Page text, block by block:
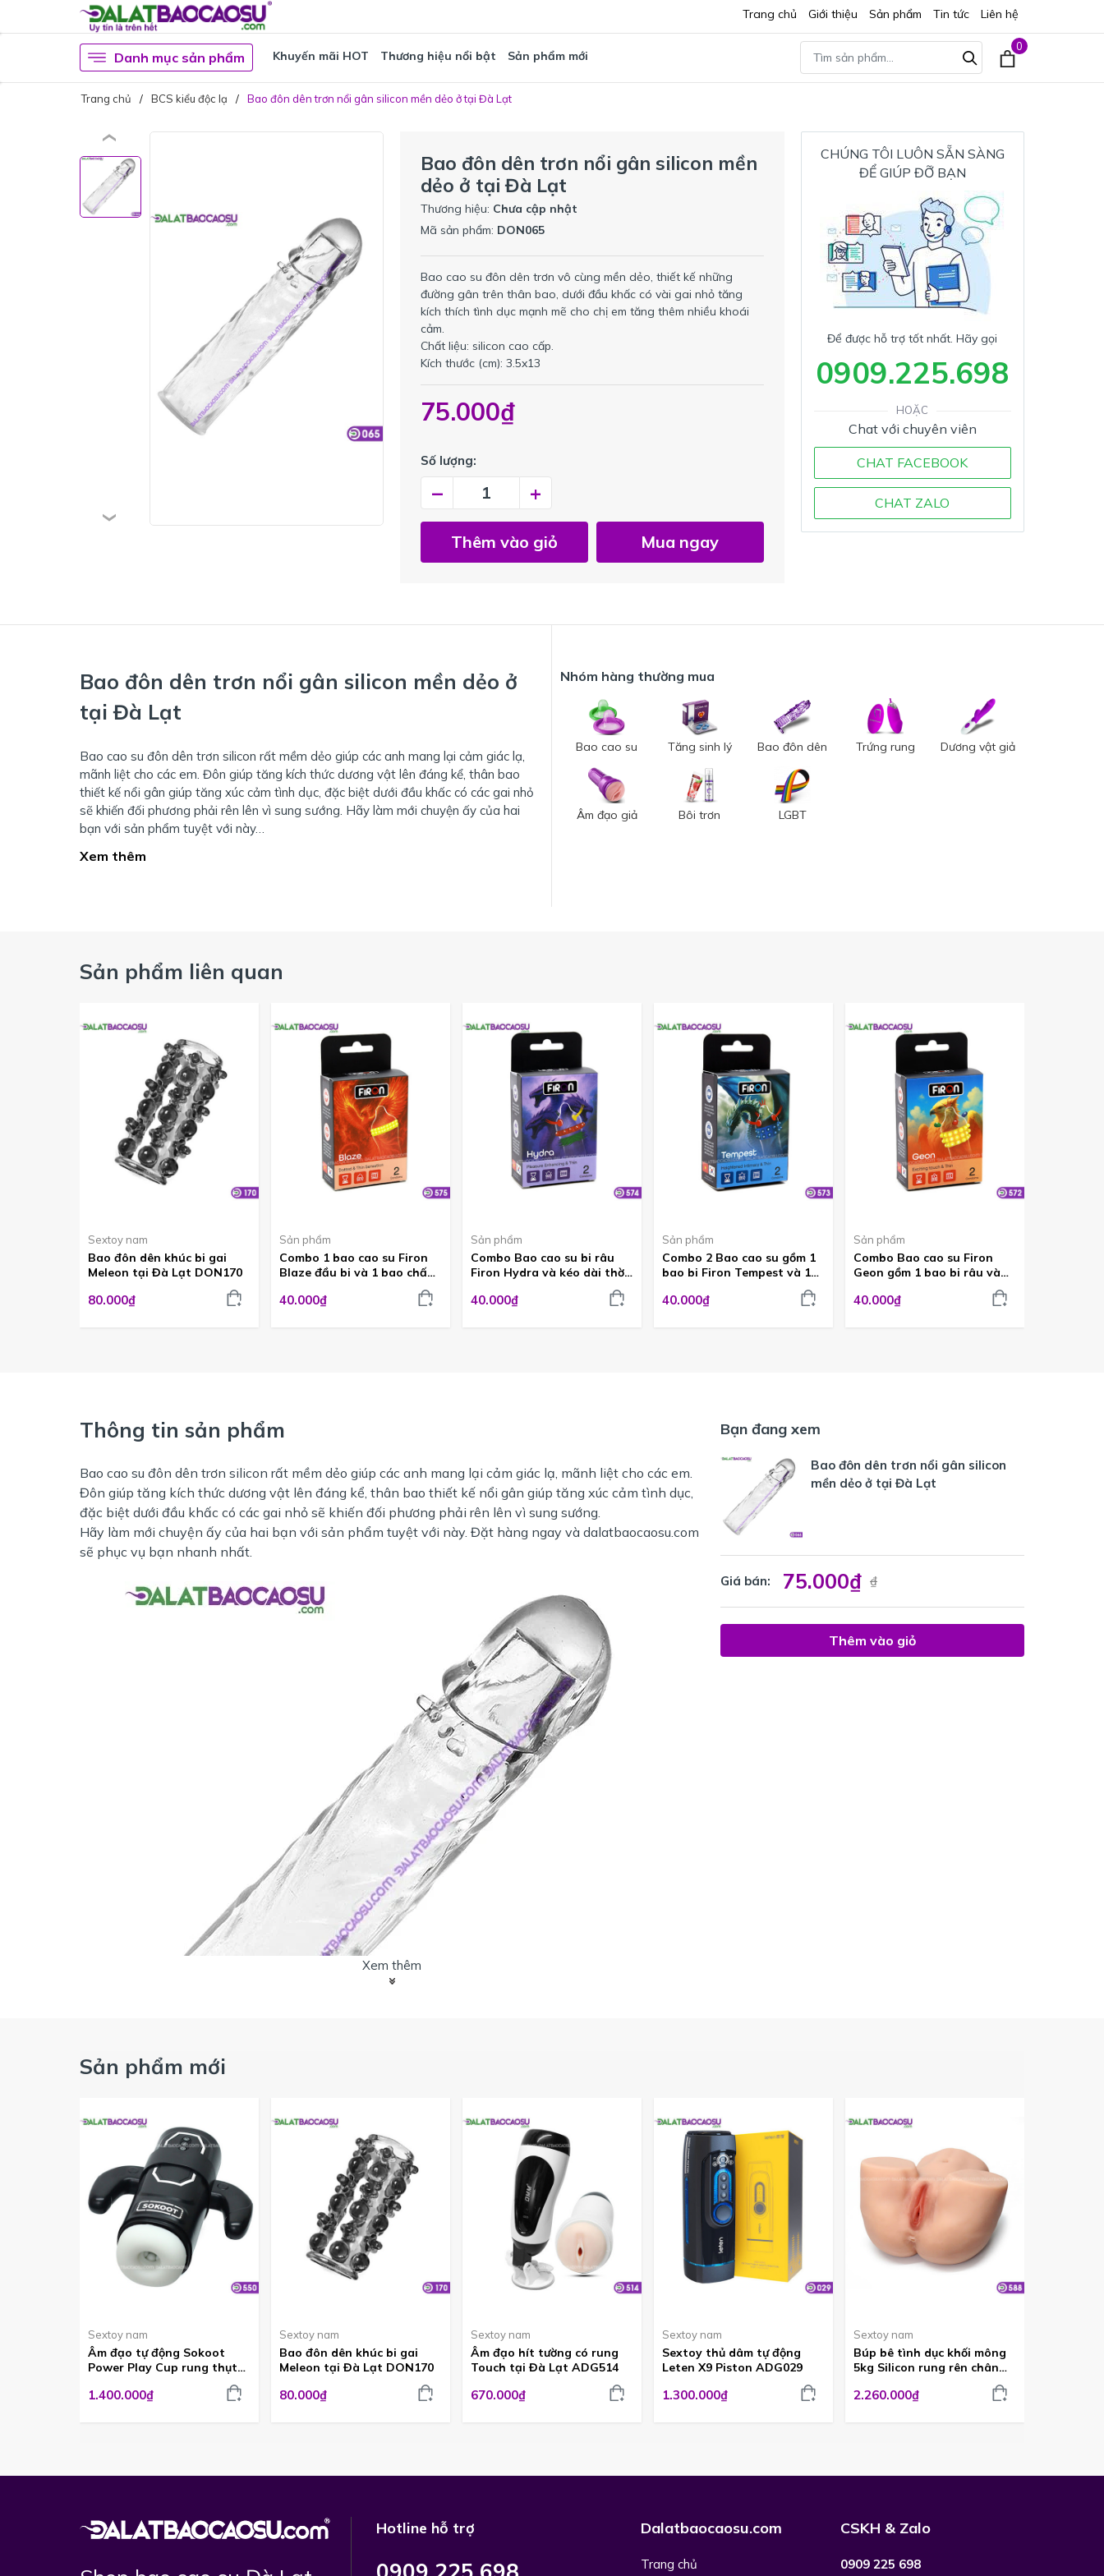
Trang chủ Giới thiệu Sản phẩm Tin tức Liên hệ
Danh mục sản phẩm Khuyến mãi HOT Thương hiệu nổi bật Sản phẩm mới
0
Trang chủ BCS kiểu độc lạ Bao đôn dên trơn nổi gân silicon mền dẻo ở tại Đà Lạt
Bao đôn dên trơn nổi gân silicon mền
dẻo ở tại Đà Lạt
Thương hiệu: Chưa cập nhật
Mã sản phẩm: DON065
Bao cao su đôn dên trơn vô cùng mền dẻo, thiết kế những
đường gân trên thân bao, dưới đầu khấc có vài gai nhỏ tăng
kích thích tình dục mạnh mẽ cho chị em tăng thêm nhiều khoái
cảm.
Chất liệu: silicon cao cấp.
Kích thước (cm): 3.5x13
75.000₫
Số lượng:
– +
Thêm vào giỏ Mua ngay
CHÚNG TÔI LUÔN SẴN SÀNG
ĐỂ GIÚP ĐỠ BẠN
Để được hỗ trợ tốt nhất. Hãy gọi
0909.225.698
HOẶC
Chat với chuyên viên
CHAT FACEBOOK
CHAT ZALO
Bao đôn dên trơn nổi gân silicon mền dẻo ở
tại Đà Lạt
Bao cao su đôn dên trơn silicon rất mềm dẻo giúp các anh mang lại cảm giác lạ,
mãnh liệt cho các em. Đôn giúp tăng kích thức dương vật lên đáng kể, thân bao
thiết kế nổi gân giúp tăng xúc cảm tình dục, đặc biệt dưới đầu khấc có các gai nhỏ
sẽ khiến đối phương phải rên lên vì sung sướng. Hãy làm mới chuyện ấy của hai
bạn với sản phẩm tuyệt với này…
Xem thêm
Nhóm hàng thường mua
Bao cao su Tăng sinh lý Bao đôn dên Trứng rung Dương vật giả
Âm đạo giả Bôi trơn LGBT
Sản phẩm liên quan
Sextoy nam
Bao đôn dên khúc bi gai
Meleon tại Đà Lạt DON170
80.000₫
Sản phẩm
Combo 1 bao cao su Firon
Blaze đầu bi và 1 bao chấm
BCS575
40.000₫
Sản phẩm
Combo Bao cao su bi râu
Firon Hydra và kéo dài thời
40.000₫
Sản phẩm
Combo 2 Bao cao su gồm 1
bao bi Firon Tempest và 1
BCS573
40.000₫
Sản phẩm
Combo Bao cao su Firon
Geon gồm 1 bao bi râu và
một bao kéo dài thời gian
BCS572
40.000₫
Thông tin sản phẩm
Bao cao su đôn dên trơn silicon rất mềm dẻo giúp các anh mang lại cảm giác lạ, mãnh liệt cho các em.
Đôn giúp tăng kích thức dương vật lên đáng kể, thân bao thiết kế nổi gân giúp tăng xúc cảm tình dục,
đặc biệt dưới đầu khấc có các gai nhỏ sẽ khiến đối phương phải rên lên vì sung sướng.
Hãy làm mới chuyện ấy của hai bạn với sản phẩm tuyệt với này. Đặt hàng ngay và dalatbaocaosu.com
sẽ phục vụ bạn nhanh nhất.
Xem thêm
Bạn đang xem
Bao đôn dên trơn nổi gân silicon
mền dẻo ở tại Đà Lạt
Giá bán: 75.000₫ ₫
Thêm vào giỏ
Sản phẩm mới
Sextoy nam
Âm đạo tự động Sokoot
Power Play Cup rung thụt
1.400.000₫
Sextoy nam
Bao đôn dên khúc bi gai
Meleon tại Đà Lạt DON170
80.000₫
Sextoy nam
Âm đạo hít tường có rung
Touch tại Đà Lạt ADG514
670.000₫
Sextoy nam
Sextoy thủ dâm tự động
Leten X9 Piston ADG029
1.300.000₫
Sextoy nam
Búp bê tình dục khối mông
5kg Silicon rung rên chân
2.260.000₫
Hotline hỗ trợ Dalatbaocaosu.com
Trang chủ
CSKH & Zalo
0909 225 698